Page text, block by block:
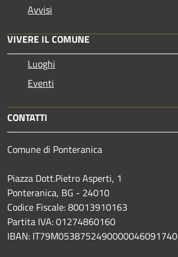
Avvisi
VIVERE IL COMUNE
Luoghi
Eventi
CONTATTI
Comune di Ponteranica
Piazza Dott.Pietro Asperti, 1
Ponteranica, BG - 24010
Codice Fiscale: 80013910163
Partita IVA: 01274860160
IBAN: IT79M0538752490000046091740